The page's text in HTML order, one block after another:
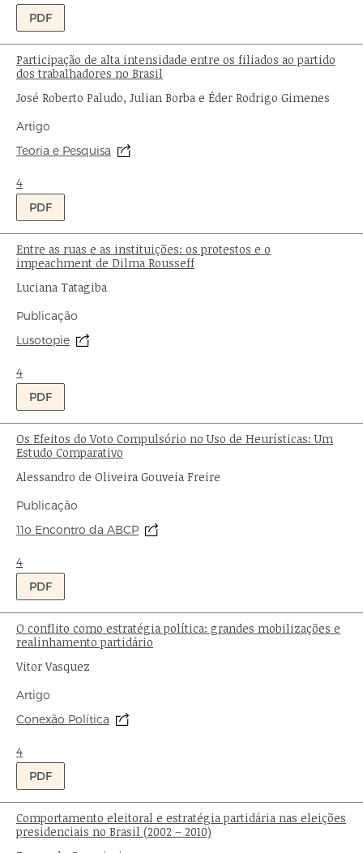
PDF
Título:
Participação de alta intensidade entre os filiados ao partido
dos trabalhadores no Brasil
Autor:
José Roberto Paludo, Julian Borba e Éder Rodrigo Gimenes
Tipo
publicação:
Artigo
Origem:
Teoria e Pesquisa
Ondas:
4
PDF
Título:
Entre as ruas e as instituições: os protestos e o
impeachment de Dilma Rousseff
Autor:
Luciana Tatagiba
Tipo
publicação:
Publicação
Origem:
Lusotopie
Ondas:
4
PDF
Título:
Os Efeitos do Voto Compulsório no Uso de Heurísticas: Um
Estudo Comparativo
Autor:
Alessandro de Oliveira Gouveia Freire
Tipo
publicação:
Publicação
Origem:
11o Encontro da ABCP
Ondas:
4
PDF
Título:
O conflito como estratégia política: grandes mobilizações e
realinhamento partidário
Autor:
Vitor Vasquez
Tipo
publicação:
Artigo
Origem:
Conexão Política
Ondas:
4
PDF
Título:
Comportamento eleitoral e estratégia partidária nas eleições
presidenciais no Brasil (2002 – 2010)